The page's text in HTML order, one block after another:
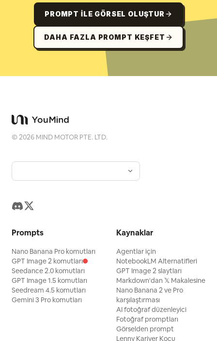
PROMPT ILE GÖRSEL OLUŞTUR
DAHA FAZLA PROMPT KEŞFET
©2026 MIND MOTOR PTE. LTD.
Prompts
Nano Banana Pro komutları
GPT Image 2 komutları
Seedance 2.0 komutları
GPT Image 1.5 komutları
Seedream 4.5 komutları
Gemini 3 Pro komutları
Kaynaklar
Agentlar için
NotebookLM Alternatifleri
GPT Image 2 slaytları
Markdown'dan 𝕏 Makalesine
Nano Banana 2 ve Pro
karşılaştırması
AI fotoğraf düzenleyici
Fotoğraf promptları
Görselden prompt
Lenny Kariyer Koçu